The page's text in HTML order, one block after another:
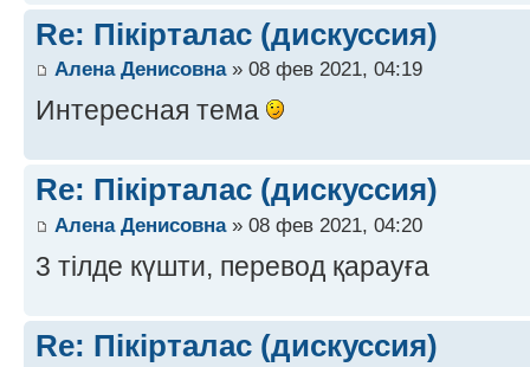
Re: Пікірталас (дискуссия)
Алена Денисовна» 08 фев 2021, 04:19
Интересная тема
Re: Пікірталас (дискуссия)
Алена Денисовна» 08 фев 2021, 04:20
3 тілде күшти, перевод қарауға
Re: Пікірталас (дискуссия)